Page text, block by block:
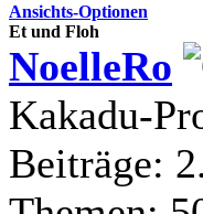
Ansichts-Optionen
Et und Floh
NoelleRo
Kakadu-
Beiträge: